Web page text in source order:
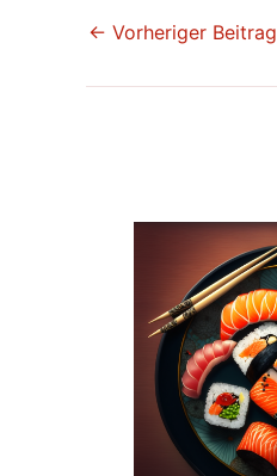
← Vorheriger Beitrag